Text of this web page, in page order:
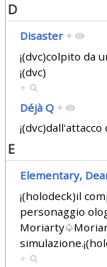
D
Disaster +
¡(dvc)colpito da
¡(dvc)
+
Déjà Q +
E
Elementary,
¡(holodeck)il
personaggio
+